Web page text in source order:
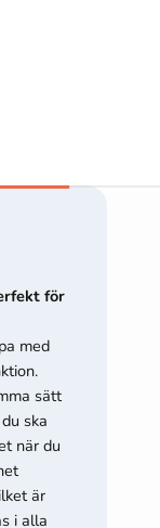
för
med
sätt
ska
när du
är
i alla